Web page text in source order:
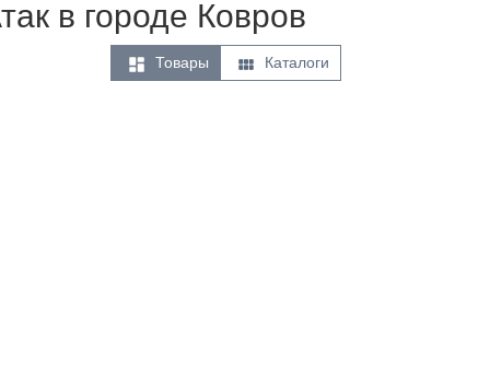
в городе Ковров
 Товары  Каталоги